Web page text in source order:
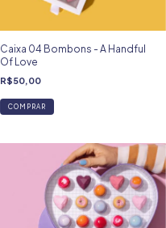
Caixa 04 Bombons - A Handful
Of Love
R$50,00
COMPRAR